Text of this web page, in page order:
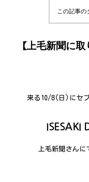
この記事の
【上毛新聞に
来る10/8(日)にセ
ISESAKI
上毛新聞さんに